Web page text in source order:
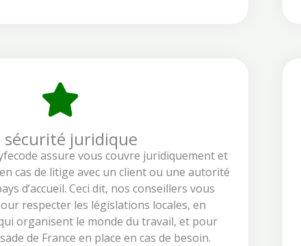
sécurité juridique
assure vous couvre juridiquement et
cas de litige avec un client ou une autorité
d’accueil. Ceci dit, nos conseillers vous
respecter les législations locales, en
organisent le monde du travail, et pour
de France en place en cas de besoin.